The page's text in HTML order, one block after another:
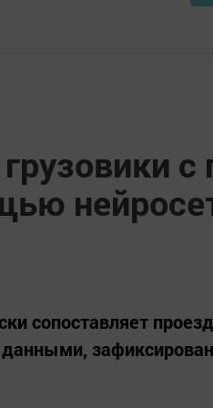
с
сопоставляет
данными,